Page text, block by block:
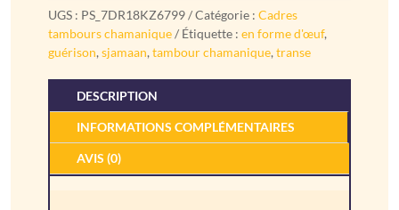
tambour
:
forme
UGS : PS_7DR18KZ6799 Catégorie :Cadres
tambours chamanique
Étiquette :en forme d'œuf,
guérison,sjamaan,tambour chamanique,transe
DESCRIPTION
INFORMATIONS COMPLÉMENTAIRES
AVIS (0)